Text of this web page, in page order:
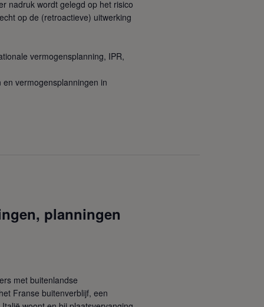
nadruk wordt gelegd op het risico
op de (retroactieve) uitwerking
vermogensplanning, IPR,
vermogensplanningen in
planningen
met buitenlandse
Franse buitenverblijf, een